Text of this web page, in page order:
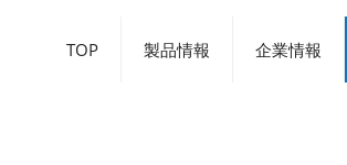
TOP 製品情報 企業情報